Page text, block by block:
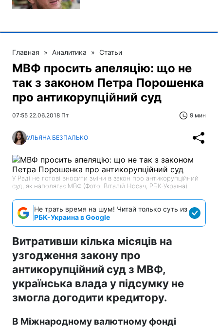
Главная » Аналитика » Статьи
МВФ просить апеляцію: що не
так з законом Петра Порошенка
про антикорупційний суд
07:55 22.06.2018 Пт 9 мин
УЛЬЯНА БЕЗПАЛЬКО
У Раді не готові вносити зміни в закон про антикорупційний
суд, як наполягає МВФ (Фото: Віталій Носач, РБК-Україна)
Не трать время на шум! Читай только суть из
РБК-Украина в Google
Витративши кілька місяців на
узгодження закону про
антикорупційний суд з МВФ,
українська влада у підсумку не
змогла догодити кредитору.
В Міжнародному валютному фонді